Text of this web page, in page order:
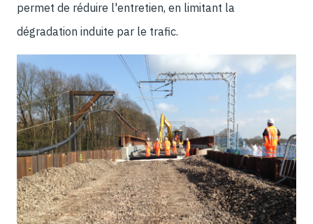
permet de réduire l'entretien, en limitant la
dégradation induite par le trafic.